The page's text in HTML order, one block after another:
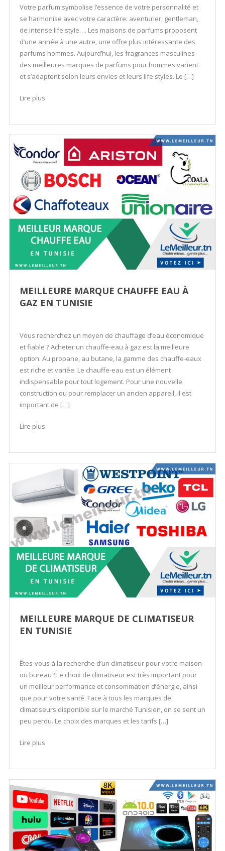
Votre parfum symbolise l’essence de votre personnalité et
se harmonise avec votre caractère: aventurier, gentleman,
de intense life style…. Les maisons de parfums proposent
d’une année à une autre, une offre plus intéressante des
parfums hommes. Aujourd’hui, les fragrances masculines
des meilleures marques de parfums pour hommes varient
et s’adaptent selon leurs envies et leurs life styles. Le […]
Lire plus
MEILLEURE MARQUE CHAUFFE EAU À
GAZ EN TUNISIE
Vous recherchez un moyen de chauffage d’eau économique
et fiable ? Acheter un chauffe-eau à gaz est la meilleure
option. Au propane, au butane, la gamme des chauffe-eaux
est riche et variée. Le chauffe-eau est un élément
indispensable pour tout logement. Pour une nouvelle
construction ou pour remplacer un ancien appareil, il est
important de […]
Lire plus
MEILLEURE MARQUE DE CLIMATISEUR
EN TUNISIE
Êtes-vous à la recherche d’un climatiseur pour votre maison
ou bureau? Le choix de climatiseur est très important pour
un meilleur performance et consommation d’énergie, ainsi
que pour votre santé. Face à tous les marques de
climatiseurs disponible sur le marché Tunisien, on se sent un
peu perdu. Le choix des marques et les tarifs […]
Lire plus